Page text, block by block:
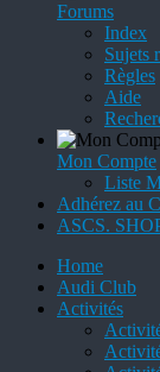
Forums
Index
Sujets
Règles
Aide
Mon Compte
Liste
Adhérez au
ASCS.
Home
Audi Club
Activités